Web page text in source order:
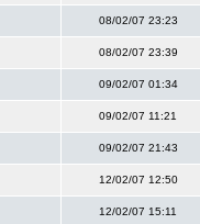
08/02/07 23:23
08/02/07 23:39
09/02/07 01:34
09/02/07 11:21
09/02/07 21:43
12/02/07 12:50
12/02/07 15:11